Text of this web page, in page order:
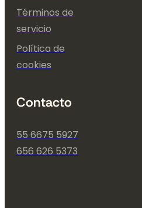
Términos de
servicio
Política de
cookies
Contacto
55 6675 5927
656 626 5373